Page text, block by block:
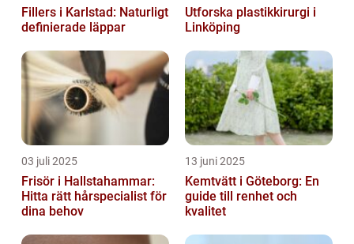
Fillers i Karlstad: Naturligt
definierade läppar
Utforska plastikkirurgi i
Linköping
03 juli 2025
Frisör i Hallstahammar:
Hitta rätt hårspecialist för
dina behov
13 juni 2025
Kemtvätt i Göteborg: En
guide till renhet och
kvalitet